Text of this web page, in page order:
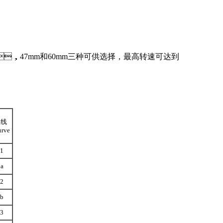
，47mm和60mm三种可供选择，最高转速可达到
1
a
2
b
3